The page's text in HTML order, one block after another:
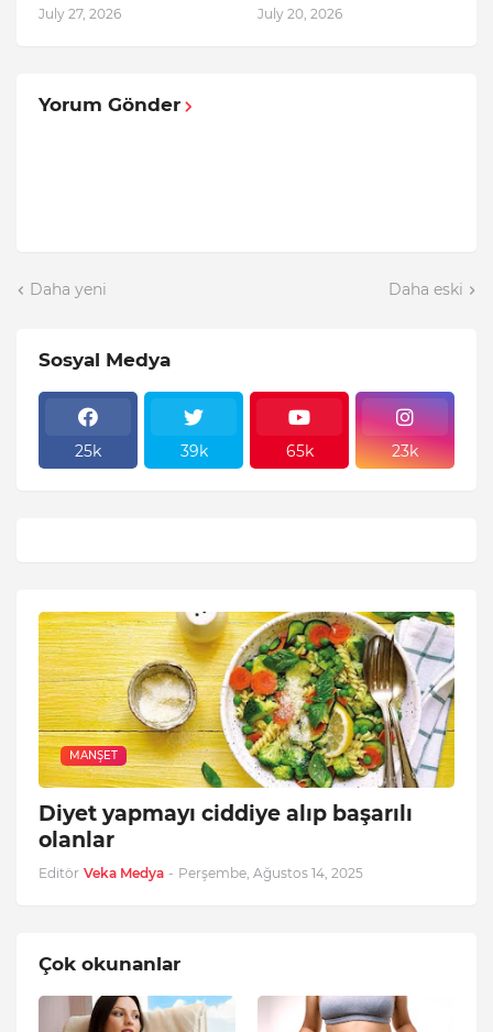
July 27, 2026 July 20, 2026
Yorum Gönder
Daha yeni Daha eski
Sosyal Medya
25k 39k 65k 23k
MANŞET
Diyet yapmayı ciddiye alıp başarılı
olanlar
Editör Veka Medya - Perşembe, Ağustos 14, 2025
Çok okunanlar